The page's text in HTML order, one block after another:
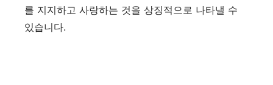
를 지지하고 사랑하는 것을 상징적으로 나타낼 수
있습니다.